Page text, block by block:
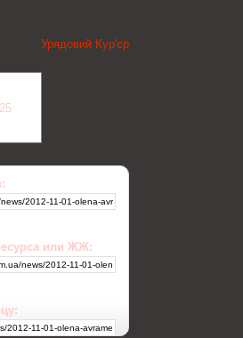
Урядовий Кур'єр
25
или ЖЖ: